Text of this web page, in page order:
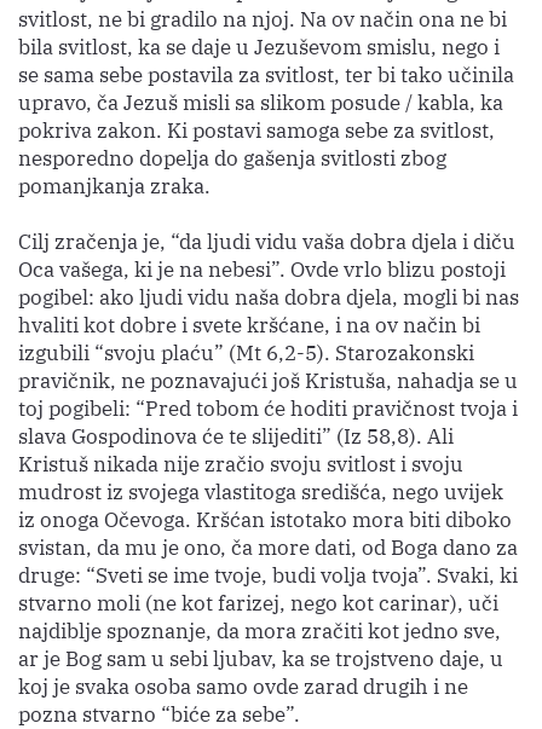
svitlost, ne bi gradilo na njoj. Na ov način ona ne bi
bila svitlost, ka se daje u Jezuševom smislu, nego i
se sama sebe postavila za svitlost, ter bi tako učinila
upravo, ča Jezuš misli sa slikom posude / kabla, ka
pokriva zakon. Ki postavi samoga sebe za svitlost,
nesporedno dopelja do gašenja svitlosti zbog
pomanjkanja zraka.
Cilj zračenja je, “da ljudi vidu vaša dobra djela i diču
Oca vašega, ki je na nebesi”. Ovde vrlo blizu postoji
pogibel: ako ljudi vidu naša dobra djela, mogli bi nas
hvaliti kot dobre i svete kršćane, i na ov način bi
izgubili “svoju plaću” (Mt 6,2-5). Starozakonski
pravičnik, ne poznavajući još Kristuša, nahadja se u
toj pogibeli: “Pred tobom će hoditi pravičnost tvoja i
slava Gospodinova će te slijediti” (Iz 58,8). Ali
Kristuš nikada nije zračio svoju svitlost i svoju
mudrost iz svojega vlastitoga središća, nego uvijek
iz onoga Očevoga. Kršćan istotako mora biti diboko
svistan, da mu je ono, ča more dati, od Boga dano za
druge: “Sveti se ime tvoje, budi volja tvoja”. Svaki, ki
stvarno moli (ne kot farizej, nego kot carinar), uči
najdiblje spoznanje, da mora zračiti kot jedno sve,
ar je Bog sam u sebi ljubav, ka se trojstveno daje, u
koj je svaka osoba samo ovde zarad drugih i ne
pozna stvarno “biće za sebe”.